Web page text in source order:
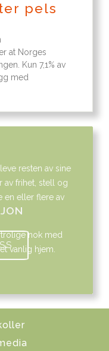
pels
at Norges
Kun 7,1% av
med
nok med
vanlig hjem.
resten av sine
av frihet, stell og
en eller flere av